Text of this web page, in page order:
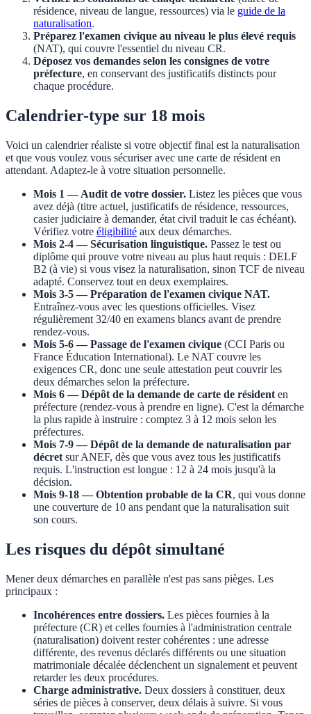
résidence, niveau de langue, ressources) via le guide de la
naturalisation.
Préparez l'examen civique au niveau le plus élevé requis
(NAT), qui couvre l'essentiel du niveau CR.
Déposez vos demandes selon les consignes de votre
préfecture, en conservant des justificatifs distincts pour
chaque procédure.
Calendrier-type sur 18 mois
Voici un calendrier réaliste si votre objectif final est la naturalisation
et que vous voulez vous sécuriser avec une carte de résident en
attendant. Adaptez-le à votre situation personnelle.
Mois 1 — Audit de votre dossier. Listez les pièces que vous
avez déjà (titre actuel, justificatifs de résidence, ressources,
casier judiciaire à demander, état civil traduit le cas échéant).
Vérifiez votre éligibilité aux deux démarches.
Mois 2-4 — Sécurisation linguistique. Passez le test ou
diplôme qui prouve votre niveau au plus haut requis : DELF
B2 (à vie) si vous visez la naturalisation, sinon TCF de niveau
adapté. Conservez tout en deux exemplaires.
Mois 3-5 — Préparation de l'examen civique NAT.
Entraînez-vous avec les questions officielles. Visez
régulièrement 32/40 en examens blancs avant de prendre
rendez-vous.
Mois 5-6 — Passage de l'examen civique (CCI Paris ou
France Éducation International). Le NAT couvre les
exigences CR, donc une seule attestation peut couvrir les
deux démarches selon la préfecture.
Mois 6 — Dépôt de la demande de carte de résident en
préfecture (rendez-vous à prendre en ligne). C'est la démarche
la plus rapide à instruire : comptez 3 à 12 mois selon les
préfectures.
Mois 7-9 — Dépôt de la demande de naturalisation par
décret sur ANEF, dès que vous avez tous les justificatifs
requis. L'instruction est longue : 12 à 24 mois jusqu'à la
décision.
Mois 9-18 — Obtention probable de la CR, qui vous donne
une couverture de 10 ans pendant que la naturalisation suit
son cours.
Les risques du dépôt simultané
Mener deux démarches en parallèle n'est pas sans pièges. Les
principaux :
Incohérences entre dossiers. Les pièces fournies à la
préfecture (CR) et celles fournies à l'administration centrale
(naturalisation) doivent rester cohérentes : une adresse
différente, des revenus déclarés différents ou une situation
matrimoniale décalée déclenchent un signalement et peuvent
retarder les deux procédures.
Charge administrative. Deux dossiers à constituer, deux
séries de pièces à conserver, deux délais à suivre. Si vous